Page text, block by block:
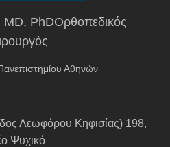
PhDΟρθοπεδικός
Αθηνών
Λεωφόρου Κηφισίας) 198,
Ψυχικό